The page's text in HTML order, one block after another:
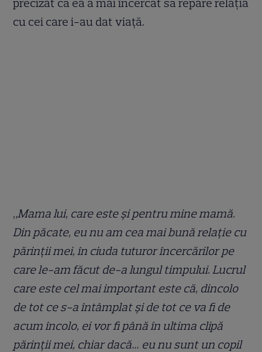
precizat că ea a mai încercat să repare relația
cu cei care i-au dat viață.
„Mama lui, care este și pentru mine mamă.
Din păcate, eu nu am cea mai bună relație cu
părinții mei, în ciuda tuturor încercărilor pe
care le-am făcut de-a lungul timpului. Lucrul
care este cel mai important este că, dincolo
de tot ce s-a întâmplat și de tot ce va fi de
acum încolo, ei vor fi până în ultima clipă
părinții mei, chiar dacă… eu nu sunt un copil